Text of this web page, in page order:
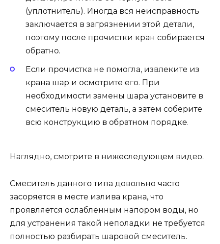
(уплотнитель). Иногда вся неисправность
заключается в загрязнении этой детали,
поэтому после прочистки кран собирается
обратно.
Если прочистка не помогла, извлеките из
крана шар и осмотрите его. При
необходимости замены шара установите в
смеситель новую деталь, а затем соберите
всю конструкцию в обратном порядке.
Наглядно, смотрите в нижеследующем видео.
Смеситель данного типа довольно часто
засоряется в месте излива крана, что
проявляется ослабленным напором воды, но
для устранения такой неполадки не требуется
полностью разбирать шаровой смеситель.